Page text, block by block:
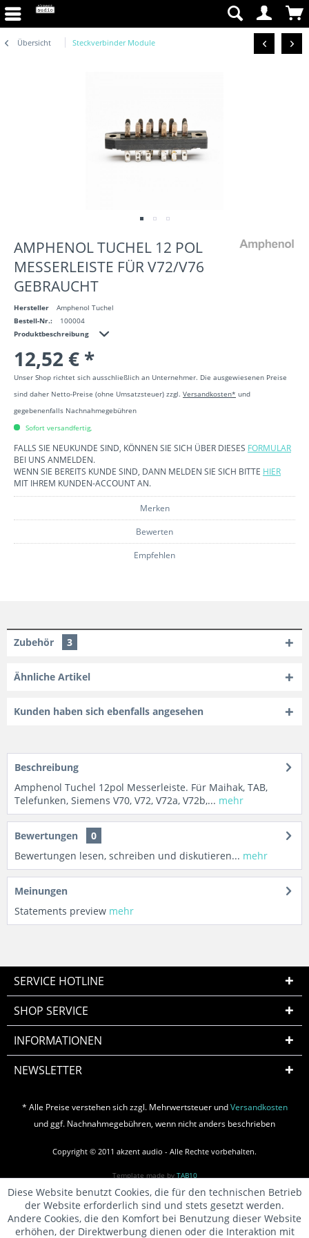
Übersicht Steckverbinder Module
AMPHENOL TUCHEL 12 POL
MESSERLEISTE FÜR V72/V76
GEBRAUCHT
Hersteller
Amphenol Tuchel
Bestell-Nr.:
100004
Produktbeschreibung
12,52 € *
Unser Shop richtet sich ausschließlich an Unternehmer. Die ausgewiesenen Preise
sind daher Netto-Preise (ohne Umsatzsteuer) zzgl. Versandkosten* und
gegebenenfalls Nachnahmegebühren
Sofort versandfertig,
FALLS SIE NEUKUNDE SIND, KÖNNEN SIE SICH ÜBER DIESES FORMULAR
BEI UNS ANMELDEN.
WENN SIE BEREITS KUNDE SIND, DANN MELDEN SIE SICH BITTE HIER
MIT IHREM KUNDEN-ACCOUNT AN.
Merken
Bewerten
Empfehlen
Zubehör 3
Ähnliche Artikel
Kunden haben sich ebenfalls angesehen
Beschreibung
Amphenol Tuchel 12pol Messerleiste. Für Maihak, TAB,
Telefunken, Siemens V70, V72, V72a, V72b,... mehr
Bewertungen
0
Bewertungen lesen, schreiben und diskutieren... mehr
Meinungen
Statements preview mehr
SERVICE HOTLINE
SHOP SERVICE
INFORMATIONEN
NEWSLETTER
* Alle Preise verstehen sich zzgl. Mehrwertsteuer undVersandkosten
und ggf. Nachnahmegebühren, wenn nicht anders beschrieben
Copyright © 2011 akzent audio - Alle Rechte vorbehalten.
Template made by TAB10
Diese Website benutzt Cookies, die für den technischen Betrieb
der Website erforderlich sind und stets gesetzt werden.
Andere Cookies, die den Komfort bei Benutzung dieser Website
erhöhen, der Direktwerbung dienen oder die Interaktion mit